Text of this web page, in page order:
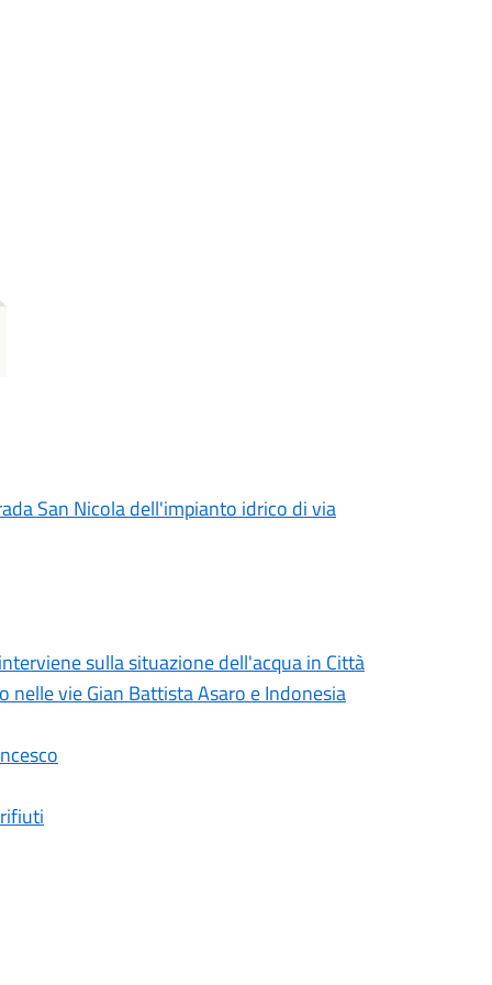
San Nicola dell'impianto idrico di via
sulla situazione dell'acqua in Città
vie Gian Battista Asaro e Indonesia